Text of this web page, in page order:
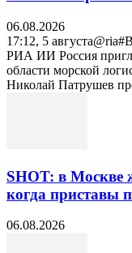
06.08.2026
17:12, 5
РИА ИИ Россия
области морской
Николай Патрушев
SHOT: в Москве
когда приставы
06.08.2026